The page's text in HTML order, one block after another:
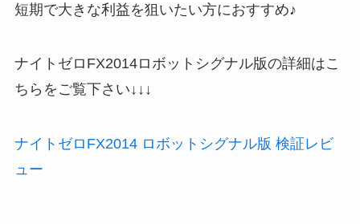
短期で大きな利益を狙いたい方におすすめ♪
ナイトゼロFX2014ロボットシグナル版の詳細はこ
ちらをご覧下さい↓↓↓
ナイトゼロFX2014 ロボットシグナル版 検証レビ
ュー